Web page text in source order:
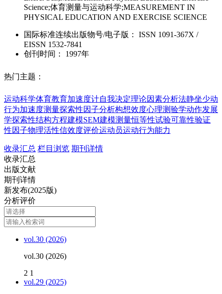
Science;体育测量与运动科学;MEASUREMENT IN
PHYSICAL EDUCATION AND EXERCISE SCIENCE
国际标准连续出版物号/电子版 ： ISSN 1091-367X /
EISSN 1532-7841
创刊时间：
1997年
热门主题：
运动科学体育教育加速度计自我决定理论因素分析法静坐少动
行为加速度测量探索性因子分析构想效度心理测验学动作发展
学探索性结构方程建模SEM建模测量恒等性试验可靠性验证
性因子物理活性信效度评价运动员运动行为能力
收录汇总 栏目浏览 期刊详情
收录汇总
出版文献
期刊详情
新发布(2025版)
分析评价
vol.30 (2026)
vol.30 (2026)
2 1
vol.29 (2025)